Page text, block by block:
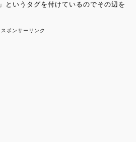
」というタグを付けているのでその辺を